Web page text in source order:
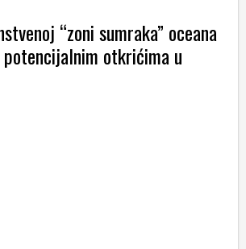
“zoni sumraka” oceana
otkrićima u